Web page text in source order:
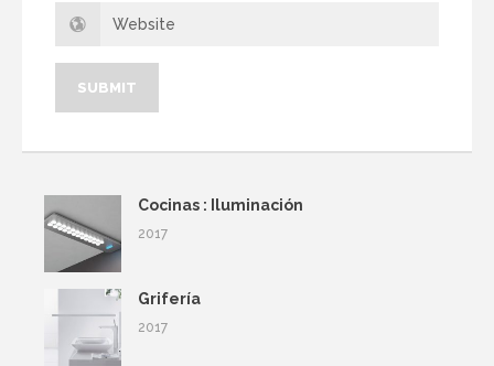
Cocinas : Iluminación
2017
Grifería
2017